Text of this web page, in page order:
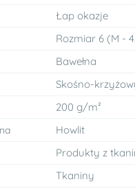
Łap okazje
Rozmiar 6 (M -
Bawełna
Skośno-
200 g/m²
Howlit
Produkty z
Tkaniny